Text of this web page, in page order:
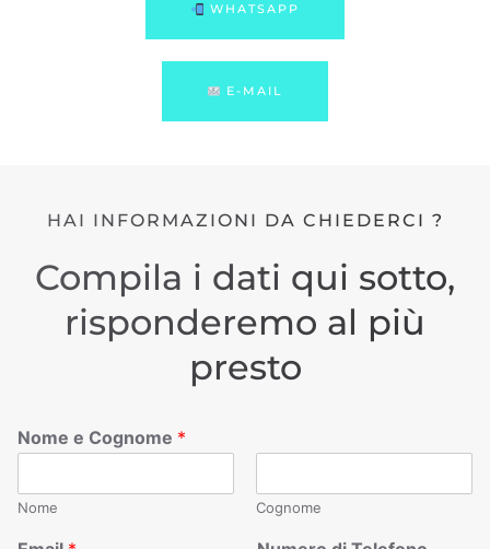
WHATSAPP
E-MAIL
HAI INFORMAZIONI DA CHIEDERCI ?
Compila i dati qui sotto,
risponderemo al più
presto
Nome e Cognome *
Nome Cognome